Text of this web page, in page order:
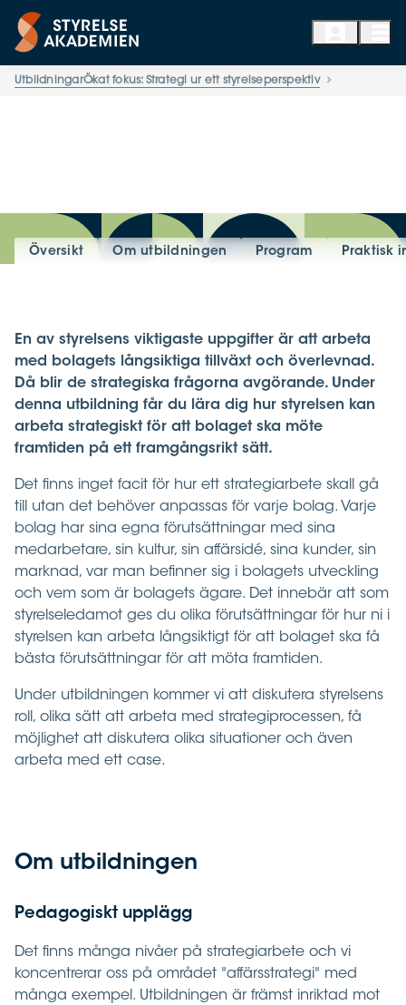
UtbildningarÖkat fokus: Strategi ur ett styrelseperspektiv
Översikt Om utbildningen Program Praktisk
En av styrelsens viktigaste uppgifter är att arbeta
med bolagets långsiktiga tillväxt och överlevnad.
Då blir de strategiska frågorna avgörande. Under
denna utbildning får du lära dig hur styrelsen kan
arbeta strategiskt för att bolaget ska möte
framtiden på ett framgångsrikt sätt.
Det finns inget facit för hur ett strategiarbete skall gå
till utan det behöver anpassas för varje bolag. Varje
bolag har sina egna förutsättningar med sina
medarbetare, sin kultur, sin affärsidé, sina kunder, sin
marknad, var man befinner sig i bolagets utveckling
och vem som är bolagets ägare. Det innebär att som
styrelseledamot ges du olika förutsättningar för hur ni i
styrelsen kan arbeta långsiktigt för att bolaget ska få
bästa förutsättningar för att möta framtiden.
Under utbildningen kommer vi att diskutera styrelsens
roll, olika sätt att arbeta med strategiprocessen, få
möjlighet att diskutera olika situationer och även
arbeta med ett case.
Om utbildningen
Pedagogiskt upplägg
Det finns många nivåer på strategiarbete och vi
koncentrerar oss på området "affärsstrategi" med
många exempel. Utbildningen är främst inriktad mot